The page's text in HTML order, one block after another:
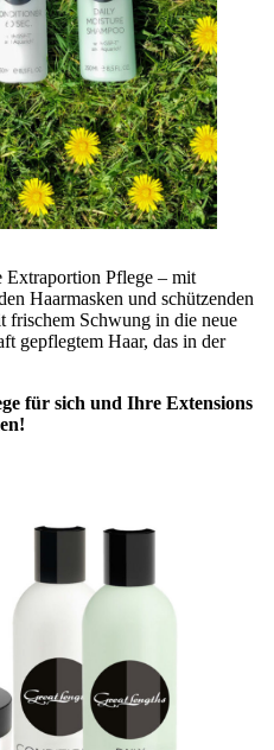
Extraportion Pflege – mit
Haarmasken und schützenden
frischem Schwung in die neue
gepflegtem Haar, das in der
für sich und Ihre Extensions